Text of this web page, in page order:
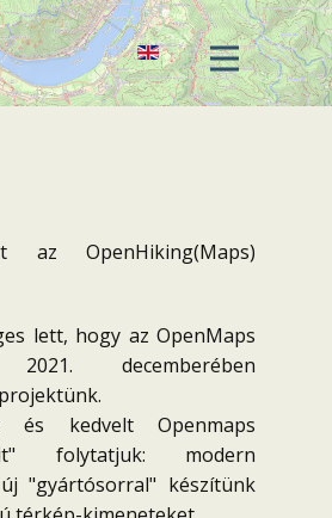
az OpenHiking(Maps)
lett, hogy az OpenMaps
2021. decemberében
és kedvelt Openmaps
folytatjuk: modern
"gyártósorral" készítünk